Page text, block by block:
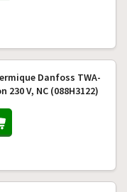
Danfoss TWA-
V, NC (088H3122)